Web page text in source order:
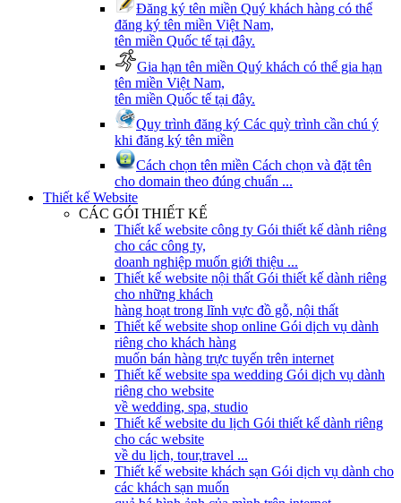
Đăng ký tên miền Quý khách hàng có thể
đăng ký tên miền Việt Nam,
tên miền Quốc tế tại đây.
Gia hạn tên miền Quý khách có thể gia hạn
tên miền Việt Nam,
tên miền Quốc tế tại đây.
Quy trình đăng ký Các quỳ trình cần chú ý
khi đăng ký tên miền
Cách chọn tên miền Cách chọn và đặt tên
cho domain theo đúng chuẩn ...
Thiết kế Website
CÁC GÓI THIẾT KẾ
Thiết kế website công ty Gói thiết kế dành riêng
cho các công ty,
doanh nghiệp muốn giới thiệu ...
Thiết kế website nội thất Gói thiết kế dành riêng
cho những khách
hàng hoạt trong lĩnh vực đồ gỗ, nội thất
Thiết kế website shop online Gói dịch vụ dành
riêng cho khách hàng
muốn bán hàng trực tuyến trên internet
Thiết kế website spa wedding Gói dịch vụ dành
riêng cho website
về wedding, spa, studio
Thiết kế website du lịch Gói thiết kế dành riêng
cho các website
về du lịch, tour,travel ...
Thiết kế website khách sạn Gói dịch vụ dành cho
các khách sạn muốn